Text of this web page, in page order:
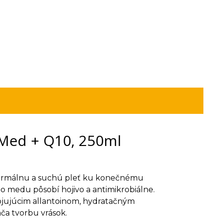
+ Q10, 250ml
a suchú pleť ku konečnému
medu pôsobí hojivo a antimikrobiálne.
allantoinom, hydratačným
tvorbu vrások.